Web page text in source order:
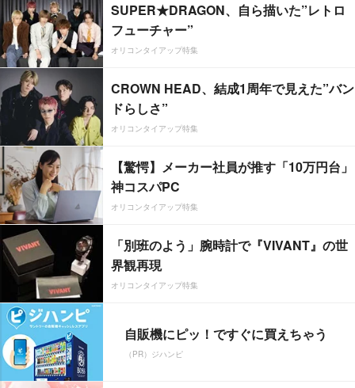
SUPER★DRAGON、自ら描いた”レトロ
フューチャー”
オリコンタイアップ特集
CROWN HEAD、結成1周年で見えた”バン
ドらしさ”
オリコンタイアップ特集
【驚愕】メーカー社員が推す「10万円台」
神コスパPC
オリコンタイアップ特集
「別班のよう」腕時計で『VIVANT』の世
界観再現
オリコンタイアップ特集
自販機にピッ！ですぐに買えちゃう
（PR）ジハンピ